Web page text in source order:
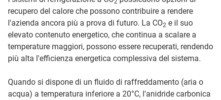
2
recupero del calore che possono contribuire a rendere
l'azienda ancora più a prova di futuro. La CO2 e il suo
elevato contenuto energetico, che continua a scalare a
temperature maggiori, possono essere recuperati, rendendo
più alta l'efficienza energetica complessiva del sistema.
Quando si dispone di un fluido di raffreddamento (aria o
acqua) a temperatura inferiore a 20°C, l'anidride carbonica